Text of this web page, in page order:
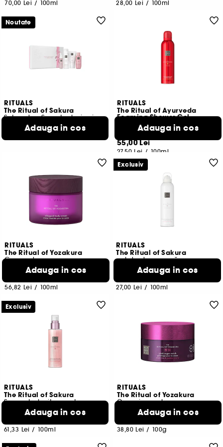
70,00 Lei / 100ml 28,00 Lei / 100ml
RITUALS
The Ritual of Sakura
Set cadou S pentru baie si corp
1
Adauga in cos
Noutate
RITUALS
The Ritual of Ayurveda
Foaming Shower Gel
Gel de dus spumant
27
55,00 Lei
27,50 Lei / 100ml
Adauga in cos
RITUALS
The Ritual of Yozakura
Crema de corp
47
56,82 Lei / 100ml
Adauga in cos
RITUALS
The Ritual of Sakura
gel de duș spumă
14
27,00 Lei / 100ml
Adauga in cos
Exclusiv
RITUALS
The Ritual of Sakura
Spray stralucitor pentru corp
52
61,33 Lei / 100ml
Adauga in cos
Exclusiv
RITUALS
The Ritual of Yozakura
Gomaj cu zahar roz
56
38,80 Lei / 100g
Adauga in cos